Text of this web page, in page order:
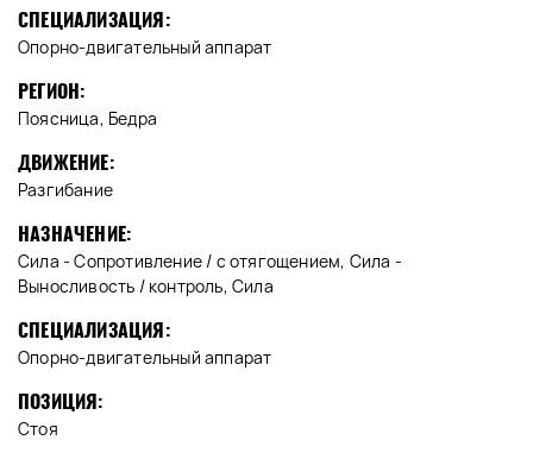
СПЕЦИАЛИЗАЦИЯ:
Опорно-двигательный аппарат
РЕГИОН:
Поясница, Бедра
ДВИЖЕНИЕ:
Разгибание
НАЗНАЧЕНИЕ:
Сила - Сопротивление / с отягощением, Сила -
Выносливость / контроль, Сила
СПЕЦИАЛИЗАЦИЯ:
Опорно-двигательный аппарат
ПОЗИЦИЯ:
Стоя